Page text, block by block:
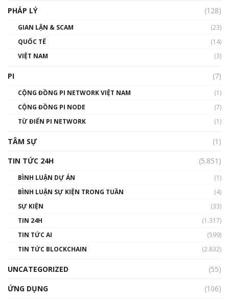
gió ấm
Talkshow 14: MemeCoin – Trò đùa tỷ đô
01:29:26
PHÁP LÝ
(128)
GIAN LẬN & SCAM
(23)
QUỐC TẾ
(14)
VIỆT NAM
(3)
PI (7)
CỘNG ĐỒNG PI NETWORK VIỆT NAM
(1)
CỘNG ĐỒNG PI NODE
(7)
TỪ ĐIỂN PI NETWORK
(1)
TÂM SỰ
(1)
TIN TỨC 24H
(5.851)
BÌNH LUẬN DỰ ÁN
(1)
BÌNH LUẬN SỰ KIỆN TRONG TUẦN
(4)
SỰ KIỆN
(33)
TIN 24H
(1.317)
TIN TỨC AI
(599)
TIN TỨC BLOCKCHAIN
(2.832)
UNCATEGORIZED
(55)
ỨNG DỤNG
(106)